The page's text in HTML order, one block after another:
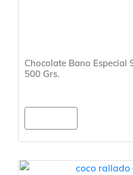
Chocolate Bano
500 Grs.